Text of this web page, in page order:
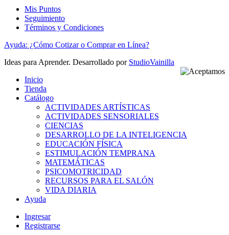
Mis Puntos
Seguimiento
Términos y Condiciones
Ayuda: ¿Cómo Cotizar o Comprar en Línea?
Ideas para Aprender. Desarrollado por StudioVainilla
Inicio
Tienda
Catálogo
ACTIVIDADES ARTÍSTICAS
ACTIVIDADES SENSORIALES
CIENCIAS
DESARROLLO DE LA INTELIGENCIA
EDUCACIÓN FÍSICA
ESTIMULACIÓN TEMPRANA
MATEMÁTICAS
PSICOMOTRICIDAD
RECURSOS PARA EL SALÓN
VIDA DIARIA
Ayuda
Ingresar
Registrarse